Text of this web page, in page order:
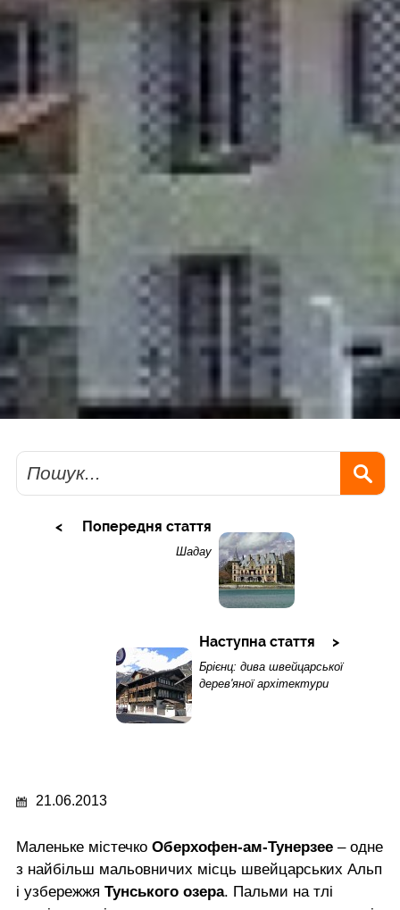
Пошук
Попередня стаття
Шадау
Наступна стаття
Брієнц: дива швейцарської
дерев'яної архітектури
21.06.2013
Маленьке містечко Оберхофен-ам-Тунерзее – одне
з найбільш мальовничих місць швейцарських Альп
і узбережжя Тунського озера. Пальми на тлі